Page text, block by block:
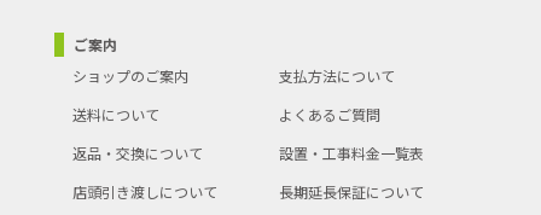
ご案内
ショップのご案内
支払方法について
送料について
よくあるご質問
返品・交換について
設置・工事料金一覧表
店頭引き渡しについて
長期延長保証について